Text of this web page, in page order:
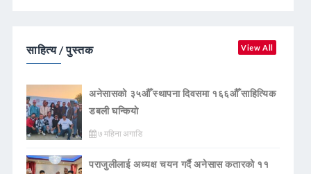
साहित्य / पुस्तक View All
अनेसासको ३५औँ स्थापना दिवसमा १६६औँ साहित्यिक
डबली घन्कियाे
७ महिना अगाडि
पराजुलीलाई अध्यक्ष चयन गर्दै अनेसास कतारको ११